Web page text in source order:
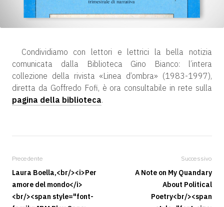
Condividiamo con lettori e lettrici la bella notizia
comunicata dalla Biblioteca Gino Bianco: l’intera
collezione della rivista «Linea d’ombra» (1983-1997),
diretta da Goffredo Fofi, è ora consultabile in rete sulla
pagina della biblioteca.
Precedente
Laura Boella,<br/><i>Per
amore del mondo</i>
<br/><span style="font-
Successivo
A Note on My Quandary
About Political
Poetry<br/><span